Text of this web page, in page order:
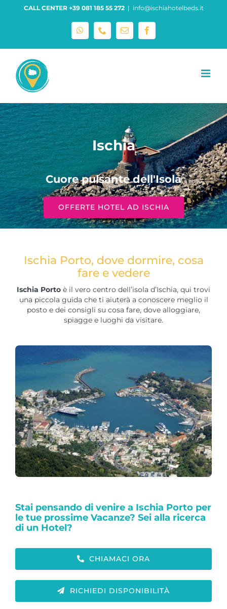
CALL CENTER +39 081 185 55 272 | info@ischiahotelbeds.it
WhatsAppPhone Email Facebook
Ischia
Cuore pulsante dell'Isola
OFFERTE HOTEL AD ISCHIA
Ischia Porto, dove dormire, cosa
fare e vedere
Ischia Porto è il vero centro dell’isola d’Ischia, qui trovi
una piccola guida che ti aiuterà a conoscere meglio il
posto e dei consigli su cosa fare, dove alloggiare,
spiagge e luoghi da visitare.
Stai pensando di venire a Ischia Porto per
le tue prossime Vacanze? Sei alla ricerca
di un Hotel?
CHIAMACI ORA
RICHIEDI DISPONIBILITÀ